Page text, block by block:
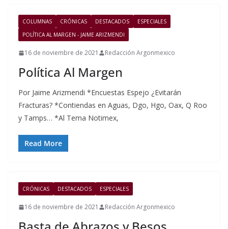
COLUMNAS CRÓNICAS DESTACADOS
ESPECIALES
POLÍTICA AL MARGEN - JAIME ARIZMENDI
16 de noviembre de 2021 Redacción Argonmexico
Política Al Margen
Por Jaime Arizmendi *Encuestas Espejo ¿Evitarán
Fracturas? *Contiendas en Aguas, Dgo, Hgo, Oax, Q Roo
y Tamps… *Al Tema Notimex,
Read More
CRÓNICAS DESTACADOS ESPECIALES
16 de noviembre de 2021 Redacción Argonmexico